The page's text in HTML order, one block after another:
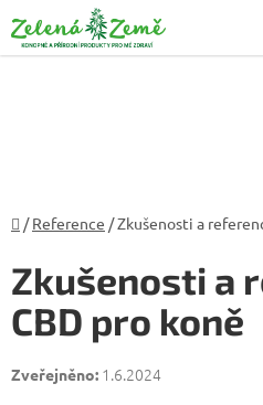
na
obsah
Domů
/ Reference /Zkušenosti a
Zkušenosti a
CBD pro koně
1.6.2024